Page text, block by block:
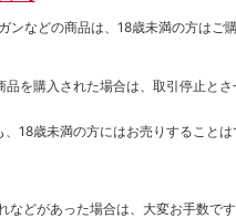
ンなどの商品は、18歳未満の方はご
を購入された場合は、取引停止とさ
18歳未満の方にはお売りすることは
などがあった場合は、大変お手数で